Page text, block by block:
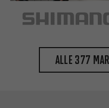
Alle 377